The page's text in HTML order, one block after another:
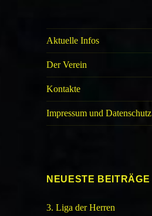
Aktuelle Infos
Der Verein
Kontakte
Impressum und Datenschutz
NEUESTE BEITRÄGE
3. Liga der Herren